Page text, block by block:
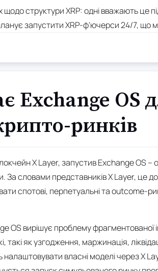
щодо структури XRP: одні вважають це
запустити XRP-ф'ючерси 24/7, що
Exchange OS
ринків
X Layer, запустив Exchange OS
За словами представників X Layer, це
спотові, перпетуальні та outcome-
OS вирішує проблему фрагментованої
такі як узгодження, маржинація,
налаштовувати власні моделі через X